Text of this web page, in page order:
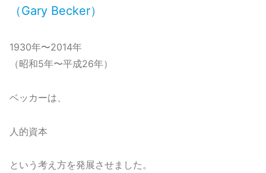
（Gary Becker）
1930年〜2014年
（昭和5年〜平成26年）
ベッカーは、
人的資本
という考え方を発展させました。